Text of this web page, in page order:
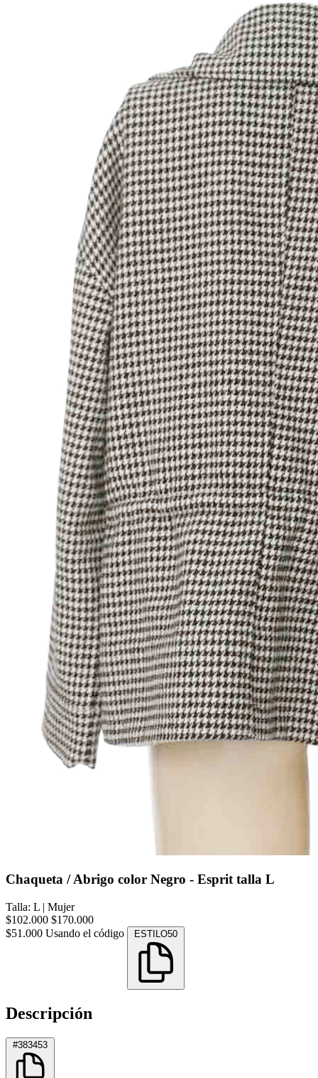
Chaqueta / Abrigo color Negro - Esprit talla L
Talla: L | Mujer
$102.000 $170.000
$51.000 Usando el código ESTILO50
Descripción
#383453